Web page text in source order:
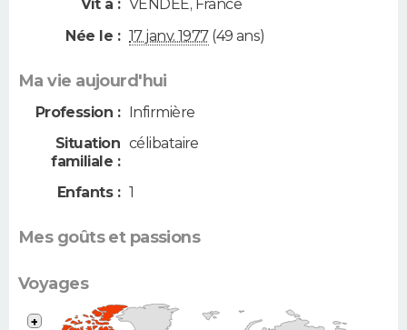
Vit à : VENDÉE, France
Née le : 17 janv. 1977(49 ans)
Ma vie aujourd'hui
Profession : Infirmière
Situation
familiale :
célibataire
Enfants : 1
Mes goûts et passions
Voyages
+